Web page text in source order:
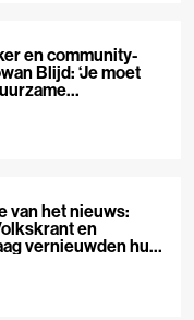
en community-
Blijd: ‘Je moet
van het nieuws:
en
vernieuwden hun